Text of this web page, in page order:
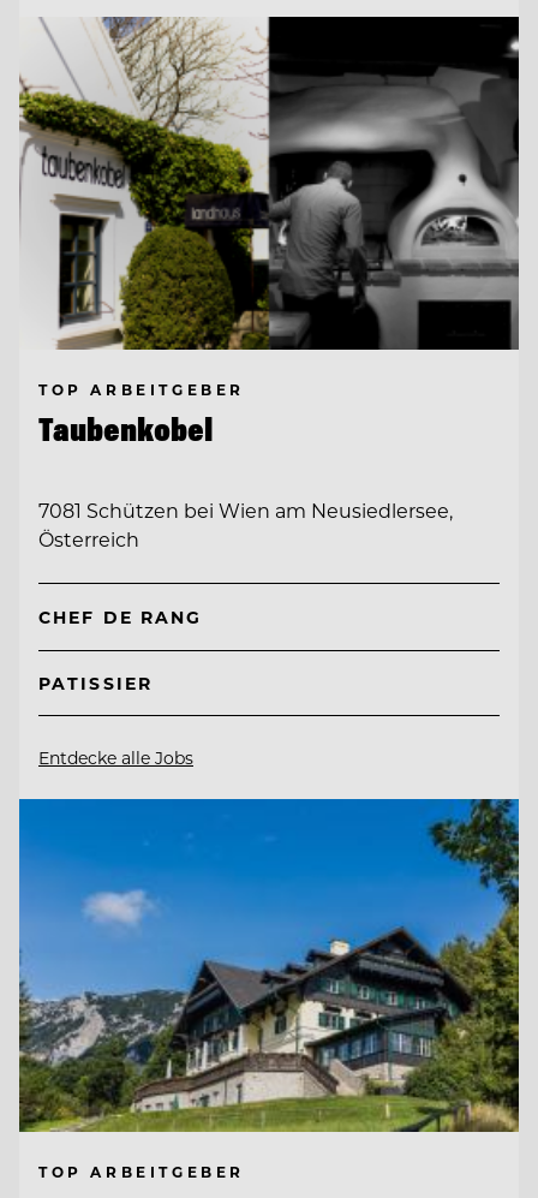
TOP ARBEITGEBER
Taubenkobel
7081 Schützen bei Wien am Neusiedlersee,
Österreich
CHEF DE RANG
PATISSIER
Entdecke alle Jobs
TOP ARBEITGEBER